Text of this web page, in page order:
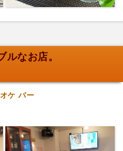
ルなお店。
ケ バー